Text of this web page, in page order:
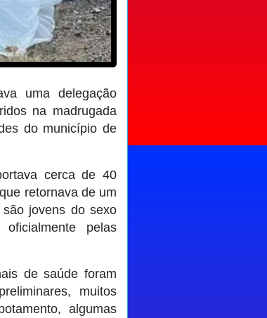
uma delegação
na madrugada
do município de
cerca de 40
retornava de um
jovens do sexo
pelas
de saúde foram
muitos
algumas